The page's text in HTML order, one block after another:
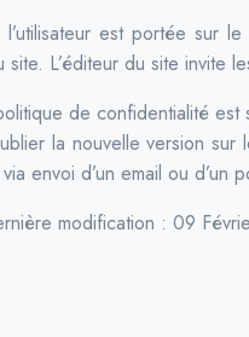
l’utilisateur est portée sur
L’éditeur du site invite
de confidentialité est
la nouvelle version
envoi d’un email ou d’un
modification : 09